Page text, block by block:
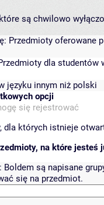
są chwilowo
Przedmioty oferowane
dla studentów
języku innym niż polski
opcji
się rejestrować
których istnieje
na które jesteś
Boldem są napisane
się na przedmiot.